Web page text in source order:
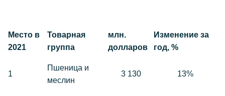
Место в
2021
Товарная
группа
млн.
долларов
Изменение за
год, %
1
Пшеница и
меслин
3 130 13%